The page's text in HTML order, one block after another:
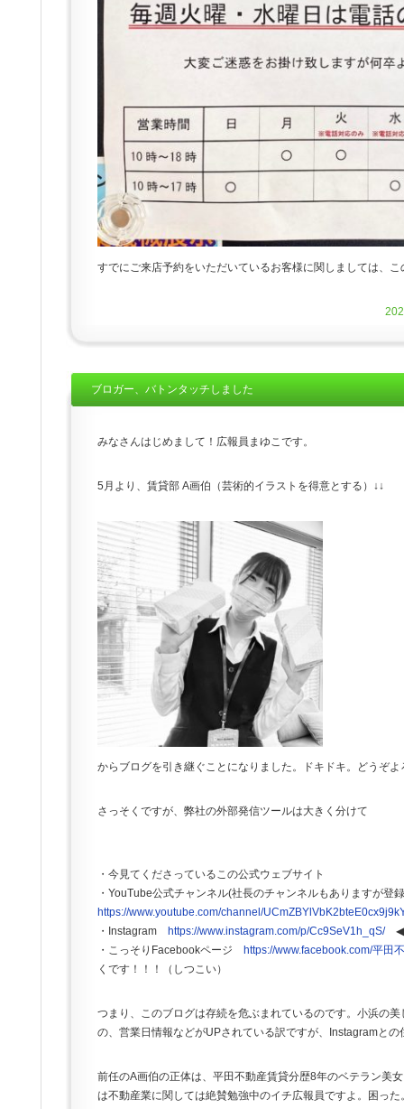
すでにご来店予約をいただいているお客様に関しましては、
ブロガー、バトンタッチしました
みなさんはじめまして！広報員まゆこです。
5月より、賃貸部 A画伯（芸術的イラストを得意とする）↓↓
からブログを引き継ぐことになりました。ドキドキ。どうぞ
さっそくですが、弊社の外部発信ツールは大きく分けて
・今見てくださっているこの公式ウェブサイト
・YouTube公式チャンネル(社長のチャンネルもありますが
https://www.youtube.com/channel/
・Instagram https://www.instagram.com/p/Cc9SeV1h_qS/◀︎
・こっそりFacebookページ https://www.facebook.com/平田
くです！！！（しつこい）
つまり、このブログは存続を危ぶまれているのです。小浜の
の、営業日情報などがUPされている訳ですが、Instagramとの
前任のA画伯の正体は、平田不動産賃貸分歴8年のベテラン美
は不動産業に関しては絶賛勉強中のイチ広報員ですよ。困った